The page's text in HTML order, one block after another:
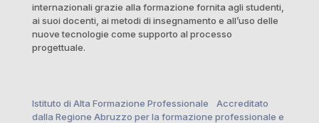
internazionali grazie alla formazione fornita agli studenti,
ai suoi docenti, ai metodi di insegnamento e all’uso delle
nuove tecnologie come supporto al processo
progettuale.
Istituto di Alta Formazione Professionale Accreditato
dalla Regione Abruzzo per la formazione professionale e